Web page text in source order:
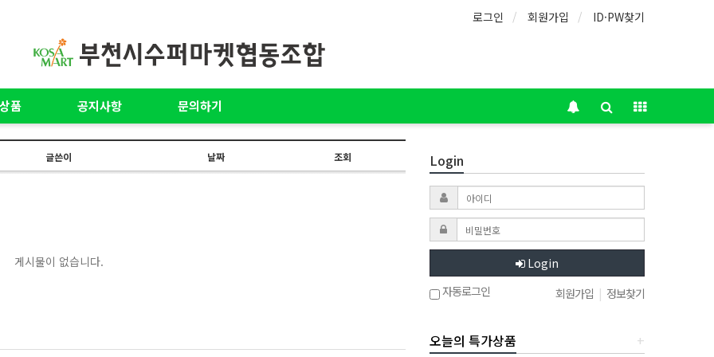
로그인 회원가입 ID·PW찾기
품 공지사항 문의하기
글쓴이 날짜 조회
게시물이 없습니다.
Login
Login
자동로그인
회원가입 | 정보찾기
+
오늘의 특가상품